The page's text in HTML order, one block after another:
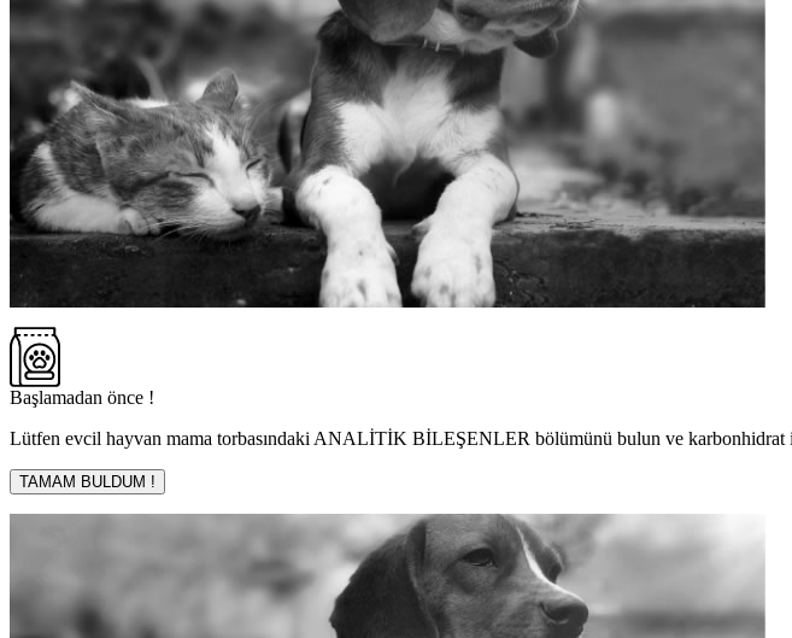
Başlamadan önce !
Lütfen evcil hayvan mama torbasındaki ANALİTİK BİLEŞENLER bölümünü bulun ve
TAMAM BULDUM !